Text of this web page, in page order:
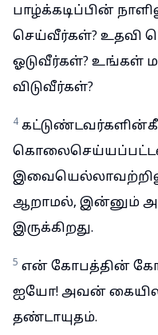
பாழ்க்கடிப்பின்
செய்வீர்கள்? உதவி
ஓடுவீர்கள்? உங்கள்
விடுவீர்கள்?
4
ஆறாமல், இன்னும்
இருக்கிறது.
5 என் கோபத்தின்
ஐயோ! அவன்
தண்டாயுதம்.